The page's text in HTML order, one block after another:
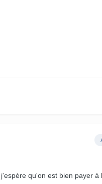
qu'on est bien payer à